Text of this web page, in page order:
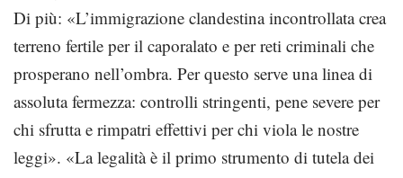
Di più: «L’immigrazione clandestina incontrollata crea
terreno fertile per il caporalato e per reti criminali che
prosperano nell’ombra. Per questo serve una linea di
assoluta fermezza: controlli stringenti, pene severe per
chi sfrutta e rimpatri effettivi per chi viola le nostre
leggi». «La legalità è il primo strumento di tutela dei